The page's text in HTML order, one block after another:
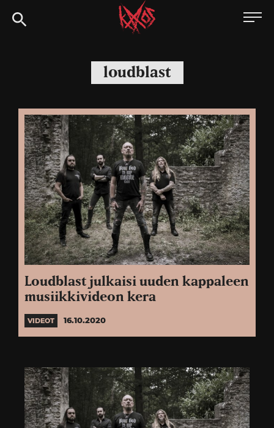
Siirry
suoraan
Kaaoszine
loudblast
Loudblast julkaisi uuden kappaleen
musiikkivideon kera
VIDEOT 16.10.2020